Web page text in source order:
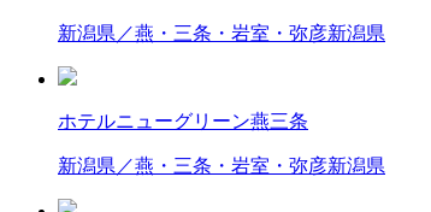
新潟県／燕・三条・岩室・弥彦新潟県
ホテルニューグリーン燕三条
新潟県／燕・三条・岩室・弥彦新潟県